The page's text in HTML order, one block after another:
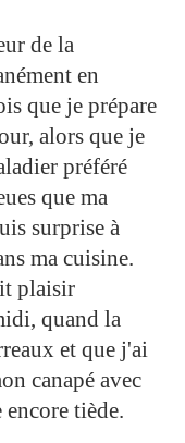
de la
en
que je prépare
alors que je
préféré
que ma
surprise à
ma cuisine.
plaisir
quand la
et que j'ai
canapé avec
tiède.